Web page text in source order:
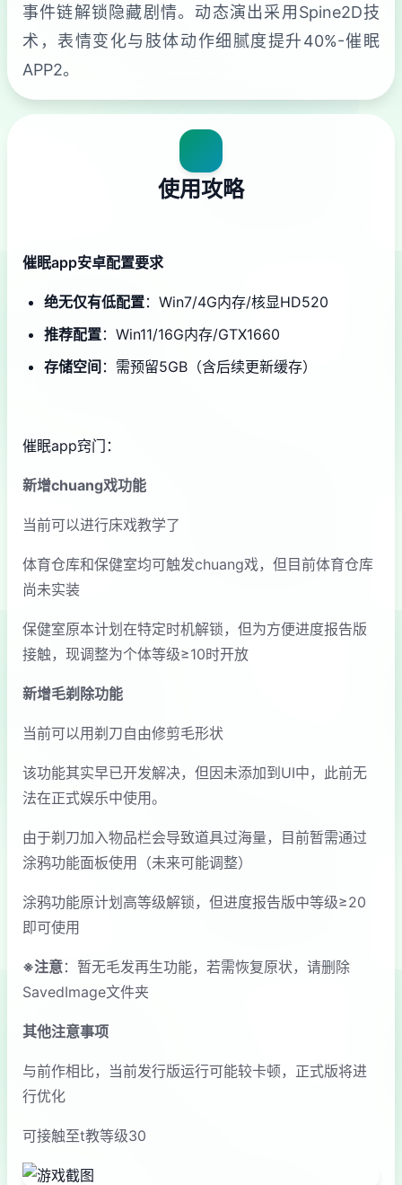
事件链解锁隐藏剧情。动态演出采用Spine2D技
术，表情变化与肢体动作细腻度提升40%-催眠
APP2。
使用攻略
催眠app安卓配置要求
​绝无仅有低配置​​：Win7/4G内存/核显HD520
​推荐配置​​：Win11/16G内存/GTX1660
​存储空间​ ​：需预留5GB（含后续更新缓存）
催眠app窍门：
新增chuang戏功能
当前可以进行床戏教学了
体育仓库和保健室均可触发chuang戏，但目前体育仓库
尚未实装
保健室原本计划在特定时机解锁，但为方便进度报告版
接触，现调整为个体等级≥10时开放
新增毛剃除功能
当前可以用剃刀自由修剪毛形状
该功能其实早已开发解决，但因未添加到UI中，此前无
法在正式娱乐中使用。
由于剃刀加入物品栏会导致道具过海量，目前暂需通过
涂鸦功能面板使用（未来可能调整）
涂鸦功能原计划高等级解锁，但进度报告版中等级≥20
即可使用
※注意：暂无毛发再生功能，若需恢复原状，请删除
SavedImage文件夹
其他注意事项
与前作相比，当前发行版运行可能较卡顿，正式版将进
行优化
可接触至t教等级30